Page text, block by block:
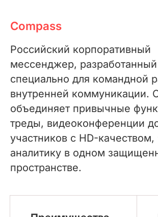
Compass
Российский корпоративный
мессенджер, разработанный
специально для командной
внутренней коммуникации.
объединяет привычные
треды, видеоконференции
участников с HD-качеством,
аналитику в одном
пространстве.